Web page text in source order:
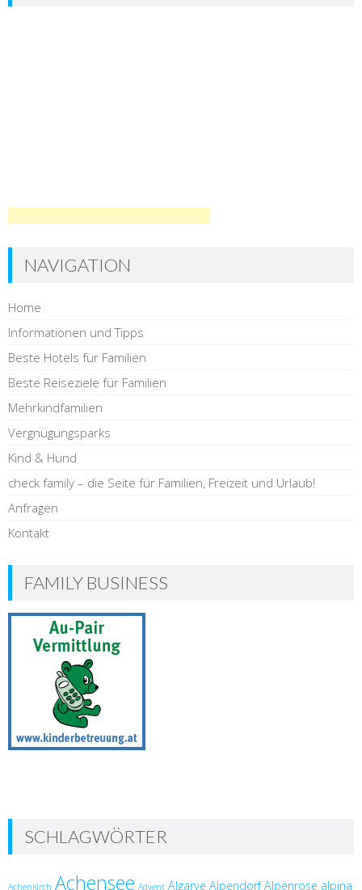
NAVIGATION
Home
Informationen und Tipps
Beste Hotels für Familien
Beste Reiseziele für Familien
Mehrkindfamilien
Vergnügungsparks
Kind & Hund
check family – die Seite für Familien, Freizeit und Urlaub!
Anfragen
Kontakt
FAMILY BUSINESS
SCHLAGWÖRTER
Achenkirch Achensee Advent Algarve Alpendorf Alpenrose alpina